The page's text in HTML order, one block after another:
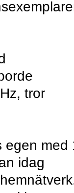
tror
egen med
idag